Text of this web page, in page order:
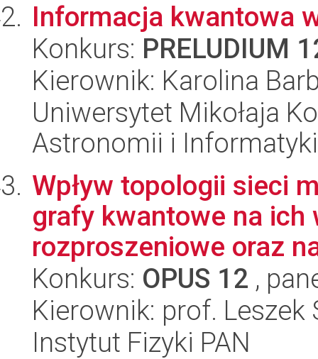
Informacja kwantowa
Konkurs: PRELUDIUM
Kierownik: Karolina
Uniwersytet Mikołaja
Astronomii i
Wpływ topologii sieci
grafy kwantowe na ich
rozproszeniowe oraz
Konkurs: OPUS 12 ,
Kierownik: prof. Leszek
Instytut Fizyki PAN